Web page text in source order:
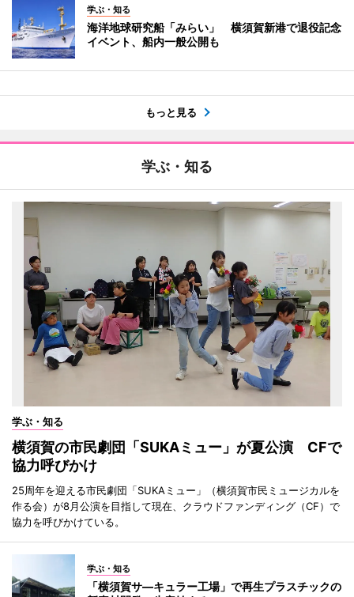
学ぶ・知る
海洋地球研究船「みらい」 横須賀新港で退役記念
イベント、船内一般公開も
もっと見る
学ぶ・知る
学ぶ・知る
横須賀の市民劇団「SUKAミュー」が夏公演 CFで
協力呼びかけ
25周年を迎える市民劇団「SUKAミュー」（横須賀市民ミュージカルを
作る会）が8月公演を目指して現在、クラウドファンディング（CF）で
協力を呼びかけている。
学ぶ・知る
「横須賀サ―キュラー工場」で再生プラスチックの